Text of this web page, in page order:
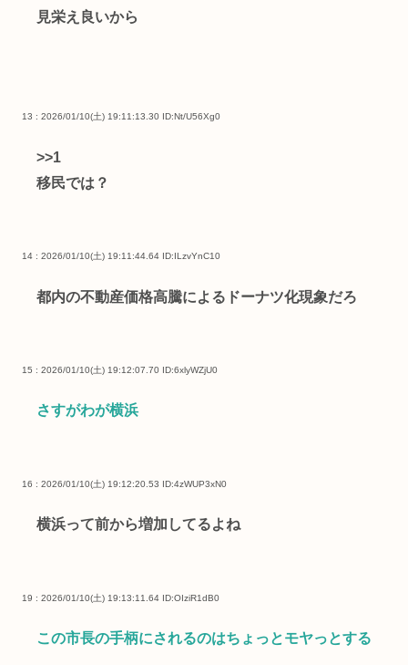
見栄え良いから
13 : 2026/01/10(土) 19:11:13.30 ID:Nt/U56Xg0
>>1
移民では？
14 : 2026/01/10(土) 19:11:44.64 ID:ILzvYnC10
都内の不動産価格高騰によるドーナツ化現象だろ
15 : 2026/01/10(土) 19:12:07.70 ID:6xlyWZjU0
さすがわが横浜
16 : 2026/01/10(土) 19:12:20.53 ID:4zWUP3xN0
横浜って前から増加してるよね
19 : 2026/01/10(土) 19:13:11.64 ID:OIziR1dB0
この市長の手柄にされるのはちょっとモヤっとする